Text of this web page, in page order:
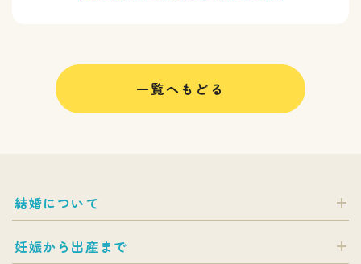
一覧へもどる
結婚について
妊娠から出産まで